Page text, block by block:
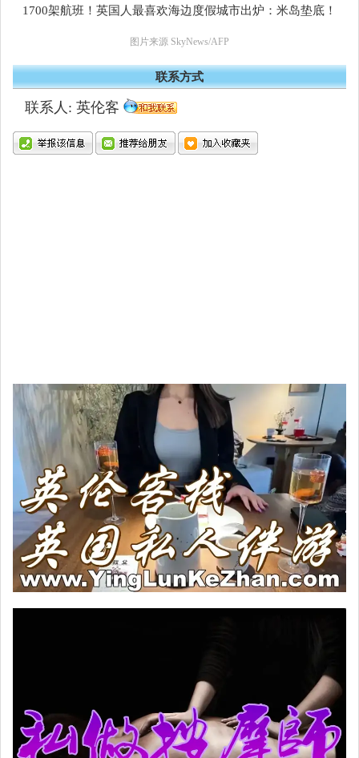
图片来源 SkyNews/AFP
联系方式
联系人: 英伦客